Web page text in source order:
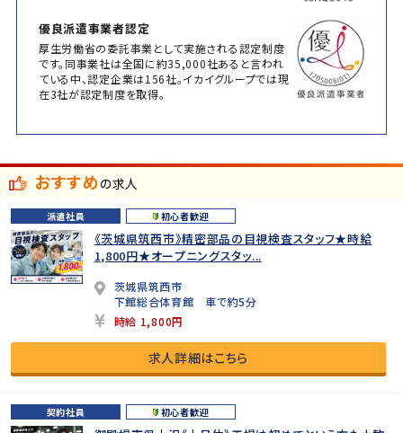
優良派遣事業者認定
厚生労働省の委託事業として実施される認定制度
です。同事業社は全国に約35,000社あると言われ
ている中、認定企業は156社。イカイグループでは現
在3社が認定制度を取得。
おすすめの求人
派遣社員 初心者歓迎
《茨城県筑西市》精密部品の目視検査スタッフ★時給
1,800円★オープニングスタッ...
茨城県筑西市
下館総合体育館 車で約5分
時給 1,800円
求人詳細はこちら
契約社員 初心者歓迎